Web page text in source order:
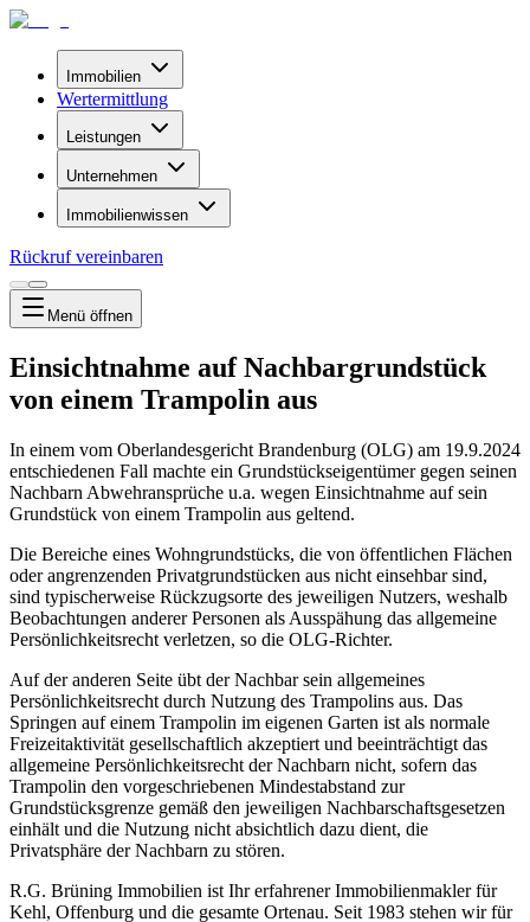
Immobilien
Wertermittlung
Leistungen
Unternehmen
Immobilienwissen
Rückruf vereinbaren
Menü öffnen
Einsichtnahme auf Nachbargrundstück
von einem Trampolin aus
In einem vom Oberlandesgericht Brandenburg (OLG) am 19.9.2024
entschiedenen Fall machte ein Grundstückseigentümer gegen seinen
Nachbarn Abwehransprüche u.a. wegen Einsichtnahme auf sein
Grundstück von einem Trampolin aus geltend.
Die Bereiche eines Wohngrundstücks, die von öffentlichen Flächen
oder angrenzenden Privatgrundstücken aus nicht einsehbar sind,
sind typischerweise Rückzugsorte des jeweiligen Nutzers, weshalb
Beobachtungen anderer Personen als Ausspähung das allgemeine
Persönlichkeitsrecht verletzen, so die OLG-Richter.
Auf der anderen Seite übt der Nachbar sein allgemeines
Persönlichkeitsrecht durch Nutzung des Trampolins aus. Das
Springen auf einem Trampolin im eigenen Garten ist als normale
Freizeitaktivität gesellschaftlich akzeptiert und beeinträchtigt das
allgemeine Persönlichkeitsrecht der Nachbarn nicht, sofern das
Trampolin den vorgeschriebenen Mindestabstand zur
Grundstücksgrenze gemäß den jeweiligen Nachbarschaftsgesetzen
einhält und die Nutzung nicht absichtlich dazu dient, die
Privatsphäre der Nachbarn zu stören.
R.G. Brüning Immobilien ist Ihr erfahrener Immobilienmakler für
Kehl, Offenburg und die gesamte Ortenau. Seit 1983 stehen wir für